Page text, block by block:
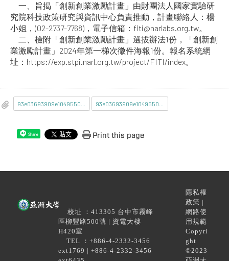
一、旨揭「創新創業激勵計畫」由財團法人國家實驗研
究院科技政策研究與資訊中心負責推動，計畫聯絡人：楊
小姐，(02-2737-7768)，電子信箱：fiti@narlabs.org.tw。
二、檢附「創新創業激勵計畫」選拔辦法1份，「創新創
業激勵計畫」2024年第一梯次徵件海報1份。報名系統網
址：https://exp.stpi.narl.org.tw/project/FITI/index。
Share Print this page
校址 ：413305 台中市霧峰
區柳豐路500號 | 資電大樓
H420室
TEL ：+886-4-2332-3456
ext1769 | +886-4-2332-3456
隱私權
政策 |
網路使
用規範
Copyri
ght
©2023